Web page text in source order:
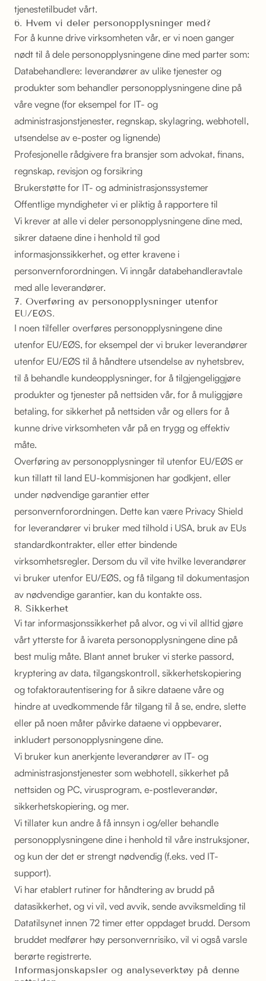
tjenestetilbudet vårt.
6. Hvem vi deler personopplysninger med?
For å kunne drive virksomheten vår, er vi noen ganger
nødt til å dele personopplysningene dine med parter som:
Databehandlere: leverandører av ulike tjenester og
produkter som behandler personopplysningene dine på
våre vegne (for eksempel for IT- og
administrasjonstjenester, regnskap, skylagring, webhotell,
utsendelse av e-poster og lignende)
Profesjonelle rådgivere fra bransjer som advokat, finans,
regnskap, revisjon og forsikring
Brukerstøtte for IT- og administrasjonssystemer
Offentlige myndigheter vi er pliktig å rapportere til
Vi krever at alle vi deler personopplysningene dine med,
sikrer dataene dine i henhold til god
informasjonssikkerhet, og etter kravene i
personvernforordningen. Vi inngår databehandleravtale
med alle leverandører.
7. Overføring av personopplysninger utenfor
EU/EØS.
I noen tilfeller overføres personopplysningene dine
utenfor EU/EØS, for eksempel der vi bruker leverandører
utenfor EU/EØS til å håndtere utsendelse av nyhetsbrev,
til å behandle kundeopplysninger, for å tilgjengeliggjøre
produkter og tjenester på nettsiden vår, for å muliggjøre
betaling, for sikkerhet på nettsiden vår og ellers for å
kunne drive virksomheten vår på en trygg og effektiv
måte.
Overføring av personopplysninger til utenfor EU/EØS er
kun tillatt til land EU-kommisjonen har godkjent, eller
under nødvendige garantier etter
personvernforordningen. Dette kan være Privacy Shield
for leverandører vi bruker med tilhold i USA, bruk av EUs
standardkontrakter, eller etter bindende
virksomhetsregler. Dersom du vil vite hvilke leverandører
vi bruker utenfor EU/EØS, og få tilgang til dokumentasjon
av nødvendige garantier, kan du kontakte oss.
8. Sikkerhet
Vi tar informasjonssikkerhet på alvor, og vi vil alltid gjøre
vårt ytterste for å ivareta personopplysningene dine på
best mulig måte. Blant annet bruker vi sterke passord,
kryptering av data, tilgangskontroll, sikkerhetskopiering
og tofaktorautentisering for å sikre dataene våre og
hindre at uvedkommende får tilgang til å se, endre, slette
eller på noen måter påvirke dataene vi oppbevarer,
inkludert personopplysningene dine.
Vi bruker kun anerkjente leverandører av IT- og
administrasjonstjenester som webhotell, sikkerhet på
nettsiden og PC, virusprogram, e-postleverandør,
sikkerhetskopiering, og mer.
Vi tillater kun andre å få innsyn i og/eller behandle
personopplysningene dine i henhold til våre instruksjoner,
og kun der det er strengt nødvendig (f.eks. ved IT-
support).
Vi har etablert rutiner for håndtering av brudd på
datasikkerhet, og vi vil, ved avvik, sende avviksmelding til
Datatilsynet innen 72 timer etter oppdaget brudd. Dersom
bruddet medfører høy personvernrisiko, vil vi også varsle
berørte registrerte.
Informasjonskapsler og analyseverktøy på denne